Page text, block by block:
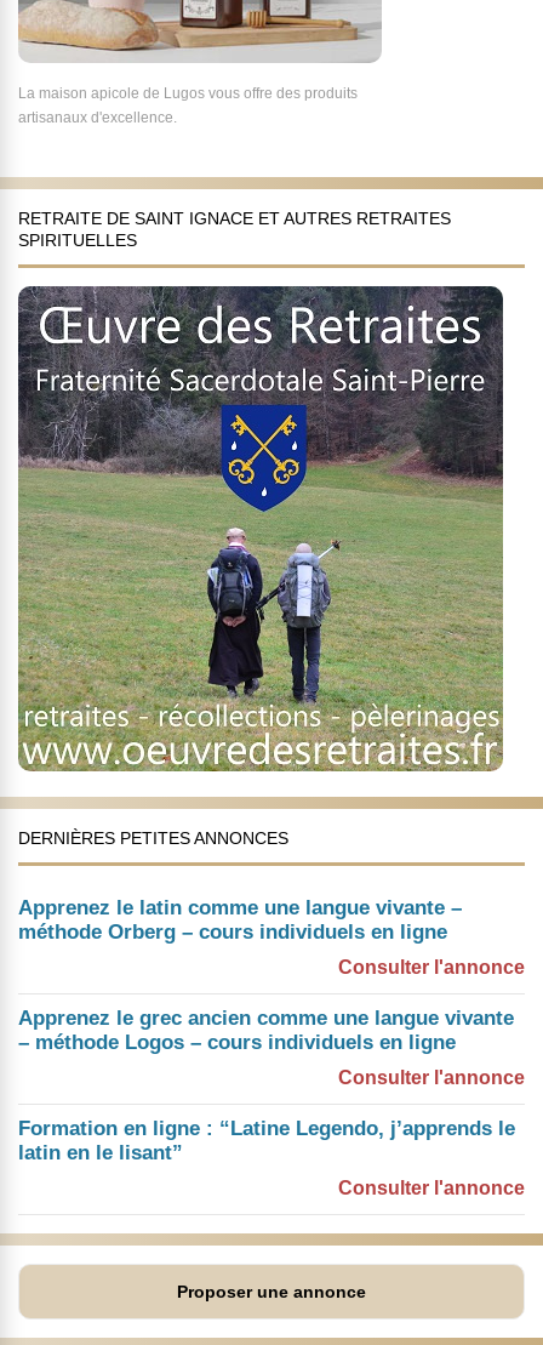
La maison apicole de Lugos vous offre des produits
artisanaux d'excellence.
RETRAITE DE SAINT IGNACE ET AUTRES RETRAITES
SPIRITUELLES
DERNIÈRES PETITES ANNONCES
Apprenez le latin comme une langue vivante –
méthode Orberg – cours individuels en ligne
Consulter l'annonce
Apprenez le grec ancien comme une langue vivante
– méthode Logos – cours individuels en ligne
Consulter l'annonce
Formation en ligne : “Latine Legendo, j’apprends le
latin en le lisant”
Consulter l'annonce
Proposer une annonce